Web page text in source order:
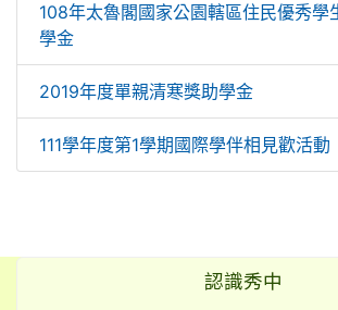
108年太魯閣國家公園轄區住民優秀學
學金
2019年度單親清寒獎助學金
111學年度第1學期國際學伴相見歡活動
認識秀中